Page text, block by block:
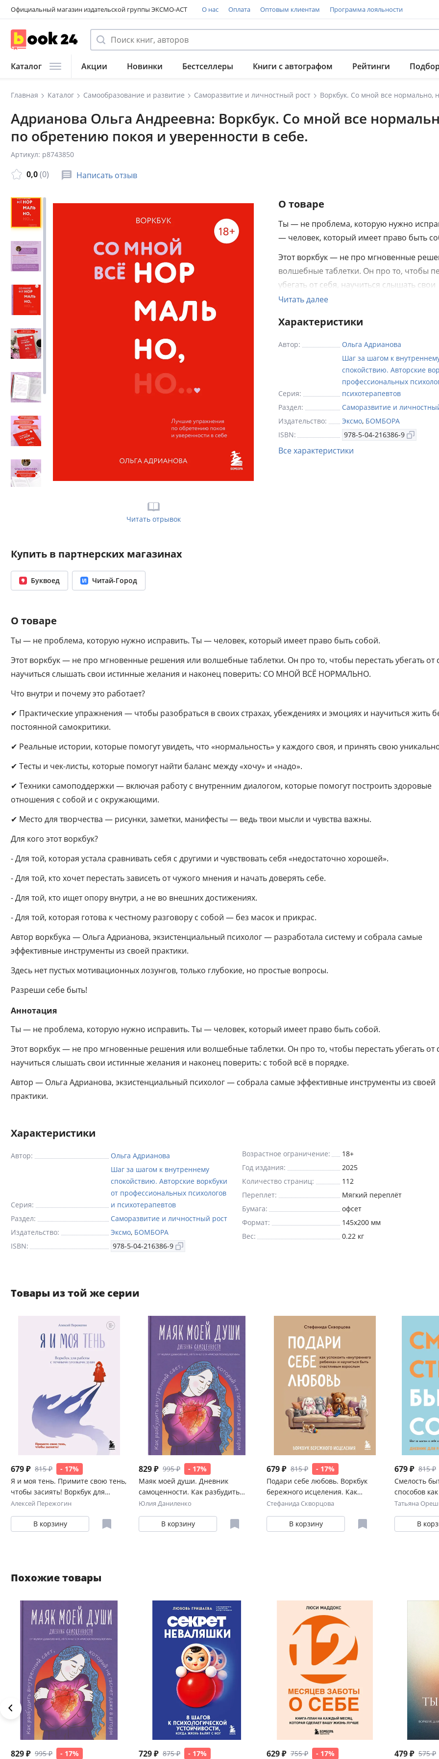
Официальный магазин издательской группы ЭКСМО-АСТ О нас Оплата Оптовым клиентам Программа лояльности
Каталог Акции Новинки Бестселлеры Книги с автографом Рейтинги
Главная Каталог Самообразование и развитие Саморазвитие и личностный рост
Адрианова Ольга Андреевна: Воркбук. Со мной все
по обретению покоя и уверенности в себе.
Артикул: p8743850
0,0(0) Написать отзыв
Читать отрывок
О товаре
Ты — не проблема, которую нужно
— человек, который имеет право быть
Этот воркбук — не про мгновенные
волшебные таблетки. Он про то, чтобы
убегать от себя, научиться слышать свои
истинные желания и наконец поверить:
✔ Практические упражнения — чтобы
разобраться в своих страхах,
эмоциях и научиться жить без
самокритики.
✔ Реальные истории, которые помогут
что «нормальность» у каждого своя, и
свою уникальность.
мнения и начать доверять себе.
- Для той, которая готова к честному
Автор воркбука — Ольга Адрианова,
экзистенциальный психолог —
Читать далее
Характеристики
Автор: Ольга Адрианова
Серия:
Шаг за шагом к
спокойствию. Авторские
профессиональных
психотерапевтов
Раздел:
Саморазвитие и
Издательство:
Эксмо, БОМБОРА
ISBN:
978-5-04-216386-9
Все характеристики
Купить в партнерских магазинах
Буквоед Читай-Город
О товаре
Ты — не проблема, которую нужно исправить. Ты — человек, который имеет право быть собой.
Этот воркбук — не про мгновенные решения или волшебные таблетки. Он про то, чтобы перестать убегать от
научиться слышать свои истинные желания и наконец поверить: СО МНОЙ ВСЁ НОРМАЛЬНО.
Что внутри и почему это работает?
✔ Практические упражнения — чтобы разобраться в своих страхах, убеждениях и эмоциях и научиться жить
постоянной самокритики.
✔ Реальные истории, которые помогут увидеть, что «нормальность» у каждого своя, и принять свою
✔ Тесты и чек-листы, которые помогут найти баланс между «хочу» и «надо».
✔ Техники самоподдержки — включая работу с внутренним диалогом, которые помогут построить здоровые
отношения с собой и с окружающими.
✔ Место для творчества — рисунки, заметки, манифесты — ведь твои мысли и чувства важны.
Для кого этот воркбук?
- Для той, которая устала сравнивать себя с другими и чувствовать себя «недостаточно хорошей».
- Для той, кто хочет перестать зависеть от чужого мнения и начать доверять себе.
- Для той, кто ищет опору внутри, а не во внешних достижениях.
- Для той, которая готова к честному разговору с собой — без масок и прикрас.
Автор воркбука — Ольга Адрианова, экзистенциальный психолог — разработала систему и собрала самые
эффективные инструменты из своей практики.
Здесь нет пустых мотивационных лозунгов, только глубокие, но простые вопросы.
Разреши себе быть!
Аннотация
Ты — не проблема, которую нужно исправить. Ты — человек, который имеет право быть собой.
Этот воркбук — не про мгновенные решения или волшебные таблетки. Он про то, чтобы перестать убегать от
научиться слышать свои истинные желания и наконец поверить: с тобой всё в порядке.
Автор — Ольга Адрианова, экзистенциальный психолог — собрала самые эффективные инструменты из своей
практики.
Характеристики
Автор: Ольга Адрианова
Серия:
Шаг за шагом к внутреннему
спокойствию. Авторские воркбуки
от профессиональных психологов
и психотерапевтов
Раздел:
Саморазвитие и личностный рост
Издательство:
Эксмо, БОМБОРА
ISBN:
978-5-04-216386-9
Возрастное ограничение:
18+
Год издания:
2025
Количество страниц:
112
Переплет:
Мягкий переплёт
Бумага:
офсет
Формат:
145x200 мм
Вес:
0.22 кг
Товары из той же серии
679 ₽ 815 ₽
- 17%
Я и моя тень. Примите свою тень,
чтобы засиять! Воркбук для
работы с темными уголками души
Алексей Пережогин
В корзину
829 ₽ 995 ₽
- 17%
Маяк моей души. Дневник
самоценности. Как разбудить
внутренний свет, который не
Юлия Даниленко
В корзину
679 ₽ 815 ₽
- 17%
Подари себе любовь. Воркбук
бережного исцеления. Как
успокоить внутреннего ребенка и
взрослым
Стефанида Скворцова
В корзину
679 ₽ 815 ₽
Смелость
способов
самооценку
Татьяна
В
Похожие товары
829 ₽ 995 ₽ - 17% 729 ₽ 875 ₽ - 17% 629 ₽ 755 ₽ - 17% 479 ₽ 575 ₽